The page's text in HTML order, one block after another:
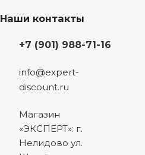
Наши контакты
+7 (901) 988-71-16
info@expert-
discount.ru
Магазин
«ЭКСПЕРТ»: г.
Нелидово ул.